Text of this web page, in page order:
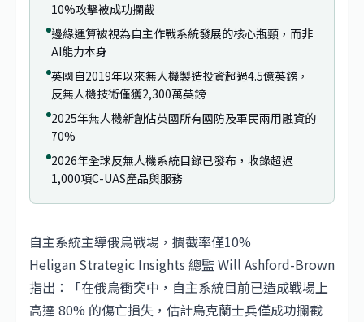
10%攻擊被成功攔截
邊緣運算被視為自主作戰系統發展的核心瓶頸，而非
AI能力本身
英國自2019年以來無人機製造投資超過4.5億英鎊，
反無人機技術僅獲2,300萬英鎊
2025年無人機新創佔英國所有國防及軍民兩用融資的
70%
2026年全球反無人機系統目錄已發布，收錄超過
1,000項C-UAS產品與服務
自主系統主導俄烏戰場，攔截率僅10%
Heligan Strategic Insights 總監 Will Ashford-Brown
指出：「在俄烏衝突中，自主系統目前已造成戰場上
高達 80% 的傷亡損失，估計烏克蘭士兵僅成功攔截